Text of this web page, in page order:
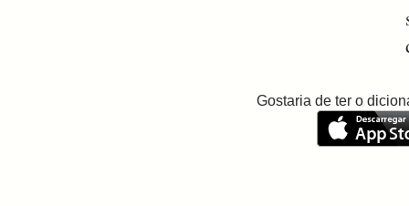
Gostaria de ter o